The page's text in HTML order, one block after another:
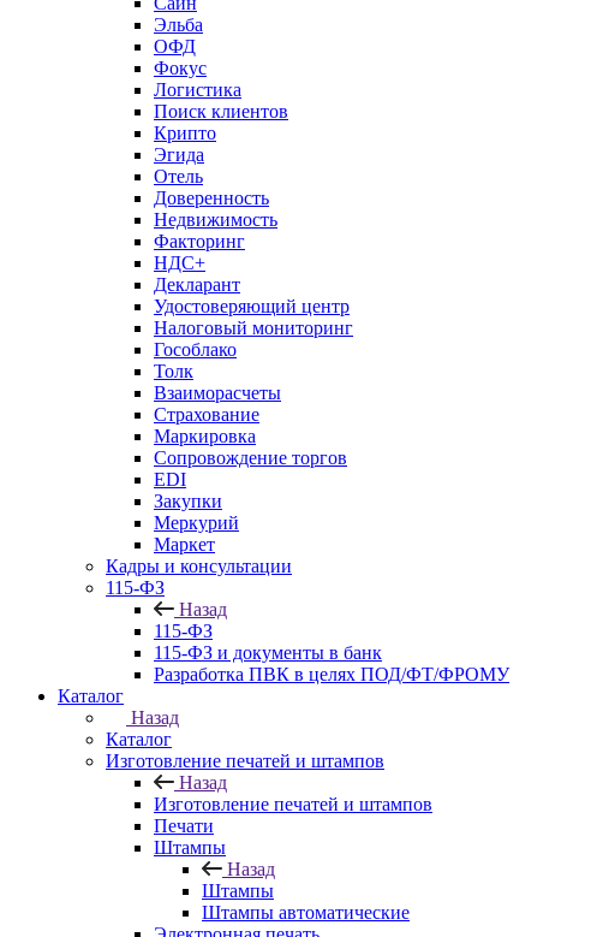
Эльба
ОФД
Фокус
Логистика
Поиск клиентов
Крипто
Эгида
Отель
Доверенность
Недвижимость
Факторинг
НДС+
Декларант
Удостоверяющий центр
Налоговый мониторинг
Гособлако
Толк
Взаиморасчеты
Страхование
Маркировка
Сопровождение торгов
EDI
Закупки
Меркурий
Маркет
Кадры и консультации
115-ФЗ
Назад
115-ФЗ
115-ФЗ и документы в банк
Разработка ПВК в целях ПОД/ФТ/ФРОМУ
Каталог
Назад
Каталог
Изготовление печатей и штампов
Назад
Изготовление печатей и штампов
Печати
Штампы
Назад
Штампы
Штампы автоматические